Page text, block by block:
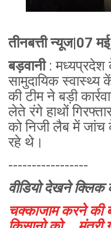
तीनबत्ती न्यूज|07
बड़वानी: मध्यप्रदेश
सामुदायिक स्वास्थ्य
की टीम ने बड़ी
लेते रंगे हाथों
को निजी लैब में
रहे थे।
-----------------
वीडियो देखने क्लिक
चक्काजाम करने की